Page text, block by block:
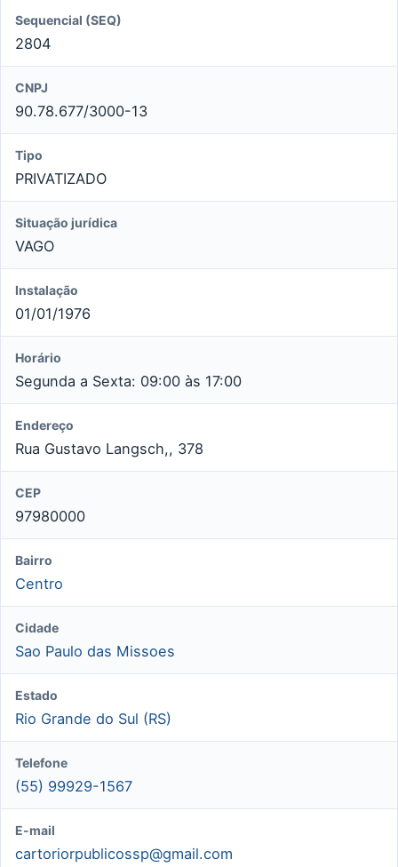
Sequencial (SEQ)
2804
CNPJ
90.78.677/3000-13
Tipo
PRIVATIZADO
Situação jurídica
VAGO
Instalação
01/01/1976
Horário
Segunda a Sexta: 09:00 às 17:00
Endereço
Rua Gustavo Langsch,, 378
CEP
97980000
Bairro
Centro
Cidade
Sao Paulo das Missoes
Estado
Rio Grande do Sul (RS)
Telefone
(55) 99929-1567
E-mail
cartoriorpublicossp@gmail.com